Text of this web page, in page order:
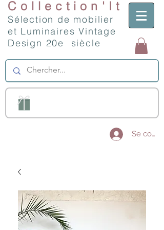
Collection'It
Sélection de mobilier
et Luminaires Vintage
Design 20e siècle
Se